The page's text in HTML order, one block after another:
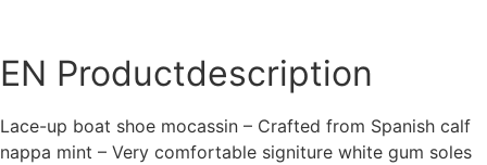
EN Productdescription
Lace-up boat shoe mocassin – Crafted from Spanish calf
nappa mint – Very comfortable signiture white gum soles